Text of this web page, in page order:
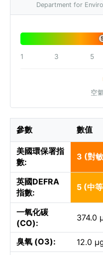
Department for
1 3 5
空
參數 數值
美國環保署指
數:
3 (對
英國DEFRA
指數:
5 (中
一氧化碳
(CO):
374.0
臭氧 (O3):
12.0